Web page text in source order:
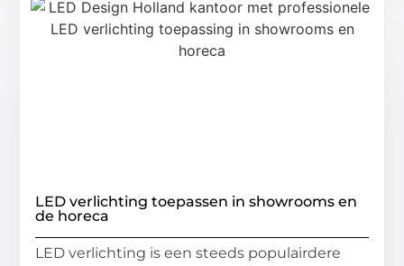
LED verlichting toepassen in showrooms en
de horeca
LED verlichting is een steeds populairdere